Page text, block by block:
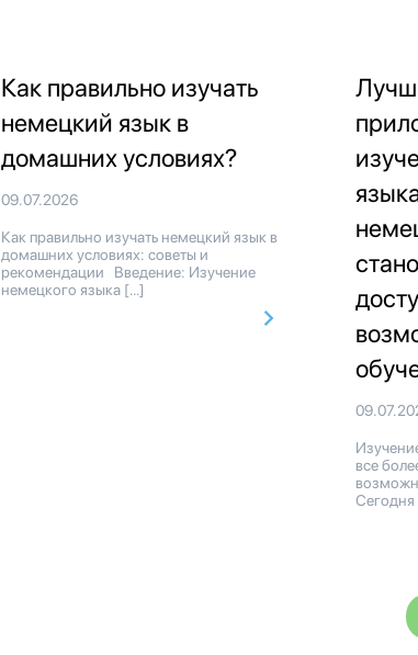
Как правильно изучать
немецкий язык в
домашних условиях?
09.07.2026
Как правильно изучать немецкий язык в
домашних условиях: советы и
рекомендации Введение: Изучение
немецкого языка […]
все
Сегодня